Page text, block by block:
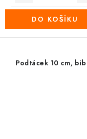
DO KOŠÍKU
Podtácek 10 cm,